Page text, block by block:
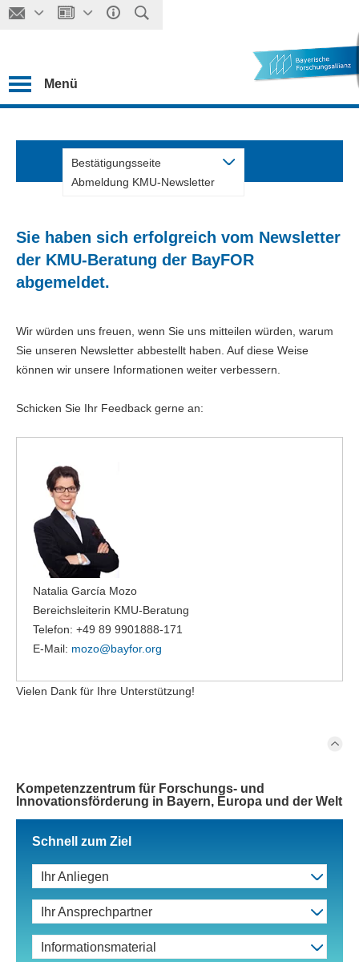
Menü
Bestätigungsseite
Abmeldung KMU-Newsletter
Sie haben sich erfolgreich vom Newsletter
der KMU-Beratung der BayFOR
abgemeldet.
Wir würden uns freuen, wenn Sie uns mitteilen würden, warum
Sie unseren Newsletter abbestellt haben. Auf diese Weise
können wir unsere Informationen weiter verbessern.
Schicken Sie Ihr Feedback gerne an:
Natalia García Mozo
Bereichsleiterin KMU-Beratung
Telefon: +49 89 9901888-171
E-Mail: mozo@bayfor.org
Vielen Dank für Ihre Unterstützung!
Kompetenzzentrum für Forschungs- und
Innovationsförderung in Bayern, Europa und der Welt
Schnell zum Ziel
Ihr Anliegen
Ihr Ansprechpartner
Informationsmaterial